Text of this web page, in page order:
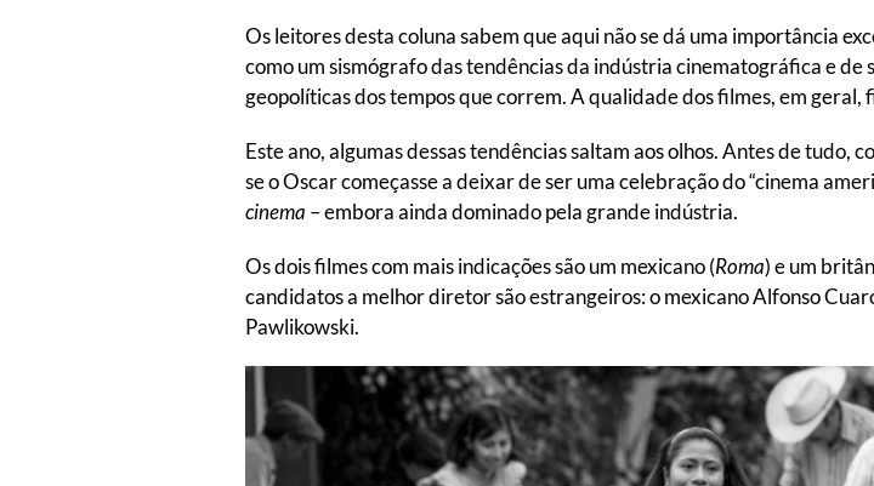
VISITAS MEDIADAS
POR DENTRO DO ACERVO
Os leitores desta coluna sabem que aqui não se dá uma importância
como um sismógrafo das tendências da indústria cinematográfica e de
geopolíticas dos tempos que correm. A qualidade dos filmes, em geral,
Este ano, algumas dessas tendências saltam aos olhos. Antes de
se o Oscar começasse a deixar de ser uma celebração do “cinema
cinema – embora ainda dominado pela grande indústria.
Os dois filmes com mais indicações são um mexicano (Roma) e um
candidatos a melhor diretor são estrangeiros: o mexicano Alfonso
Pawlikowski.